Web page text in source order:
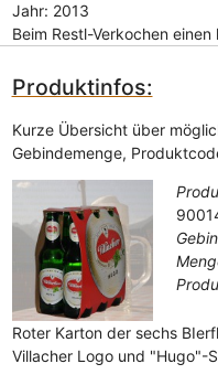
Jahr: 2013
Beim Restl-Verkochen
Produktinfos:
Kurze Übersicht über
Gebindemenge,
Roter Karton der sechs
Villacher Logo und "Hugo"-